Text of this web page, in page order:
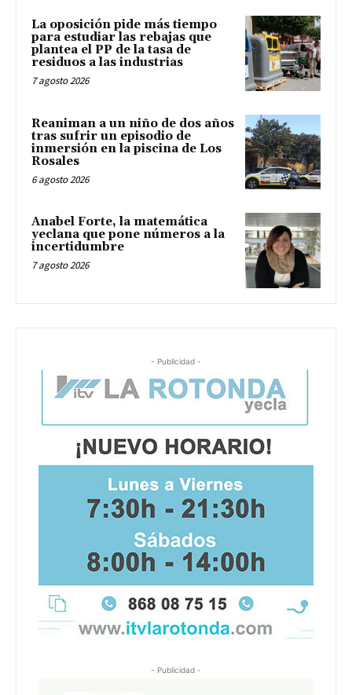
La oposición pide más tiempo
para estudiar las rebajas que
plantea el PP de la tasa de
residuos a las industrias
7 agosto 2026
Reaniman a un niño de dos años
tras sufrir un episodio de
inmersión en la piscina de Los
Rosales
6 agosto 2026
Anabel Forte, la matemática
yeclana que pone números a la
incertidumbre
7 agosto 2026
- Publicidad -
- Publicidad -